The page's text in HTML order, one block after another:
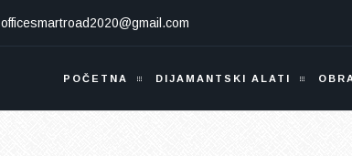
officesmartroad2020@gmail.com
POČETNA DIJAMANTSKI ALATI